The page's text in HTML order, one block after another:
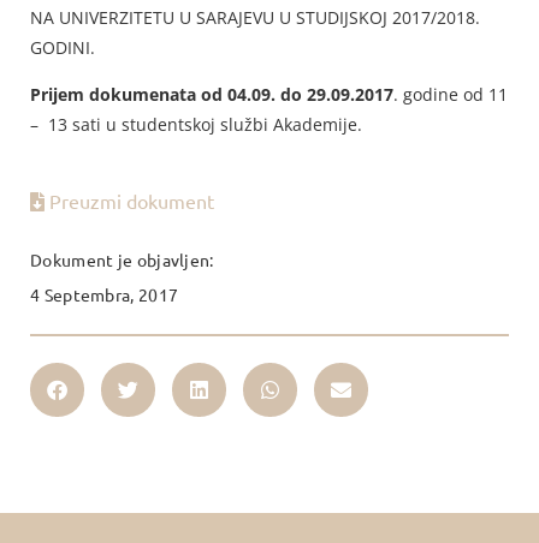
NA UNIVERZITETU U SARAJEVU U STUDIJSKOJ 2017/2018.
GODINI.
Prijem dokumenata od 04.09. do 29.09.2017. godine od 11
– 13 sati u studentskoj službi Akademije.
Preuzmi dokument
Dokument je objavljen:
4 Septembra, 2017